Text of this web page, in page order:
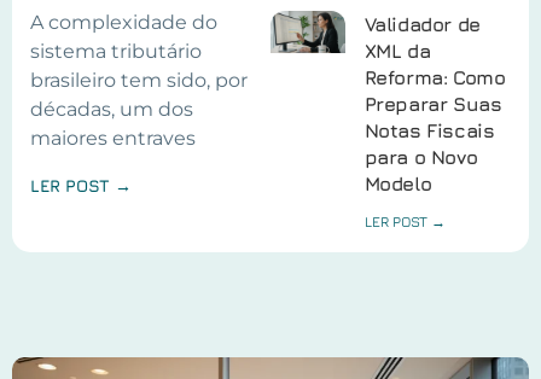
A complexidade do
sistema tributário
brasileiro tem sido, por
décadas, um dos
maiores entraves
LER POST →
Validador de
XML da
Reforma: Como
Preparar Suas
Notas Fiscais
para o Novo
Modelo
LER POST →